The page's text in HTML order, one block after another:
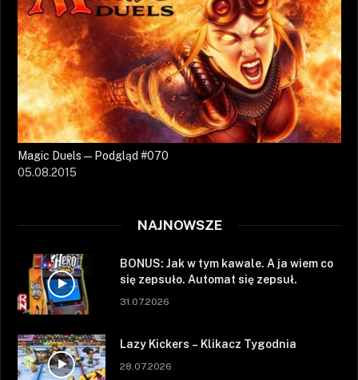
Magic Duels — Podgląd #070
05.08.2015
NAJNOWSZE
BONUS: Jak w tym kawale. A ja wiem co
się zepsuło. Automat się zepsuł.
31.07.2026
Lazy Kickers – Klikacz Tygodnia
28.07.2026